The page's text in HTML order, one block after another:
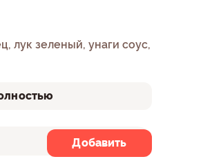
лук зеленый, унаги соус,
8шт.
Добавить